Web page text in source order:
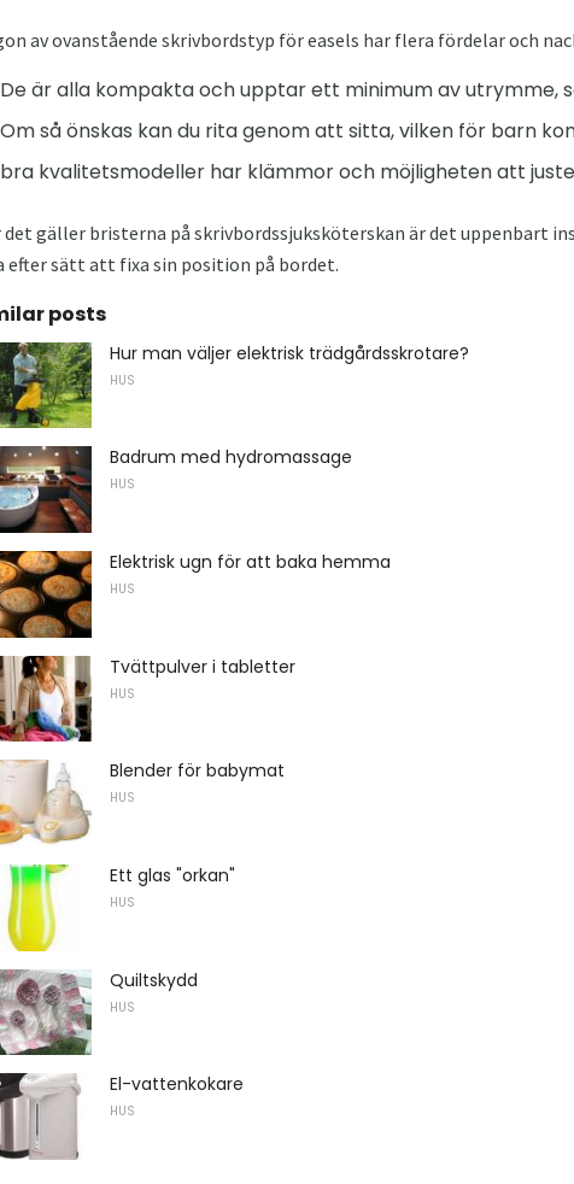
av ovanstående skrivbordstyp för easels har flera fördelar och
De är alla kompakta och upptar ett minimum av utrymme,
Om så önskas kan du rita genom att sitta, vilken för barn
bra kvalitetsmodeller har klämmor och möjligheten att
det gäller bristerna på skrivbordssjuksköterskan är det uppenbart
efter sätt att fixa sin position på bordet.
posts
Hur man väljer elektrisk trädgårdsskrotare?
HUS
Badrum med hydromassage
HUS
Elektrisk ugn för att baka hemma
HUS
Tvättpulver i tabletter
HUS
Blender för babymat
HUS
Ett glas "orkan"
HUS
Quiltskydd
HUS
El-vattenkokare
HUS